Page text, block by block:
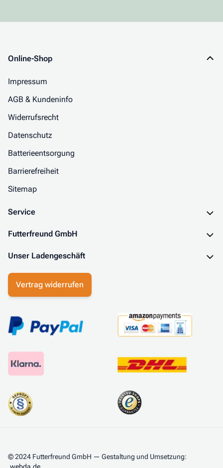
Online-Shop
Impressum
AGB & Kundeninfo
Widerrufsrecht
Datenschutz
Batterieentsorgung
Barrierefreiheit
Sitemap
Service
Futterfreund GmbH
Unser Ladengeschäft
Vertrag widerrufen
© 2024 Futterfreund GmbH — Gestaltung und Umsetzung: